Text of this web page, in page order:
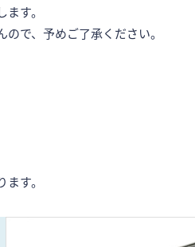
す。
で、予めご了承ください。
す。